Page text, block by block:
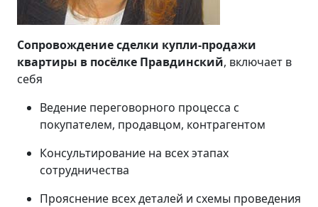
Сопровождение сделки купли-продажи
квартиры в посёлке Правдинский, включает в
себя
Ведение переговорного процесса с
покупателем, продавцом, контрагентом
Консультирование на всех этапах
сотрудничества
Прояснение всех деталей и схемы проведения